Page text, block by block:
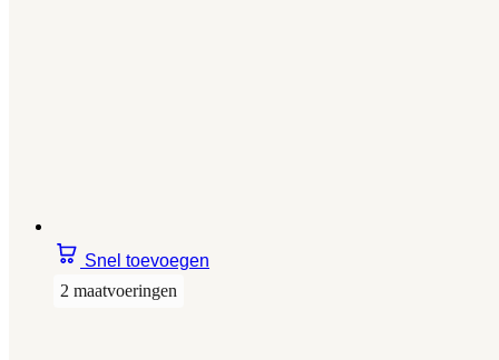
Snel toevoegen
2 maatvoeringen